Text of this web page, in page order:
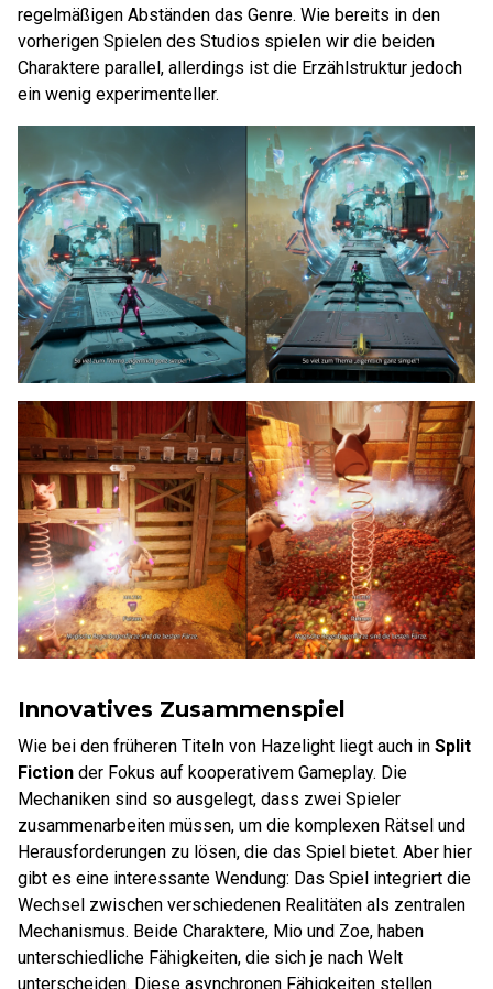
regelmäßigen Abständen das Genre. Wie bereits in den
vorherigen Spielen des Studios spielen wir die beiden
Charaktere parallel, allerdings ist die Erzählstruktur jedoch
ein wenig experimenteller.
Innovatives Zusammenspiel
Wie bei den früheren Titeln von Hazelight liegt auch in Split
Fiction der Fokus auf kooperativem Gameplay. Die
Mechaniken sind so ausgelegt, dass zwei Spieler
zusammenarbeiten müssen, um die komplexen Rätsel und
Herausforderungen zu lösen, die das Spiel bietet. Aber hier
gibt es eine interessante Wendung: Das Spiel integriert die
Wechsel zwischen verschiedenen Realitäten als zentralen
Mechanismus. Beide Charaktere, Mio und Zoe, haben
unterschiedliche Fähigkeiten, die sich je nach Welt
unterscheiden. Diese asynchronen Fähigkeiten stellen